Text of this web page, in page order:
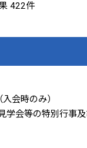
422件
会時のみ）
学会等の特別行事